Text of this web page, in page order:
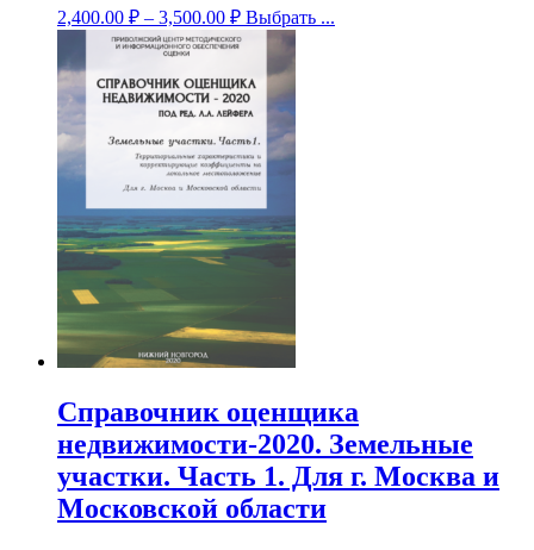
2,400.00 ₽ – 3,500.00 ₽ Выбрать ...
Справочник оценщика
недвижимости-2020. Земельные
участки. Часть 1. Для г. Москва и
Московской области